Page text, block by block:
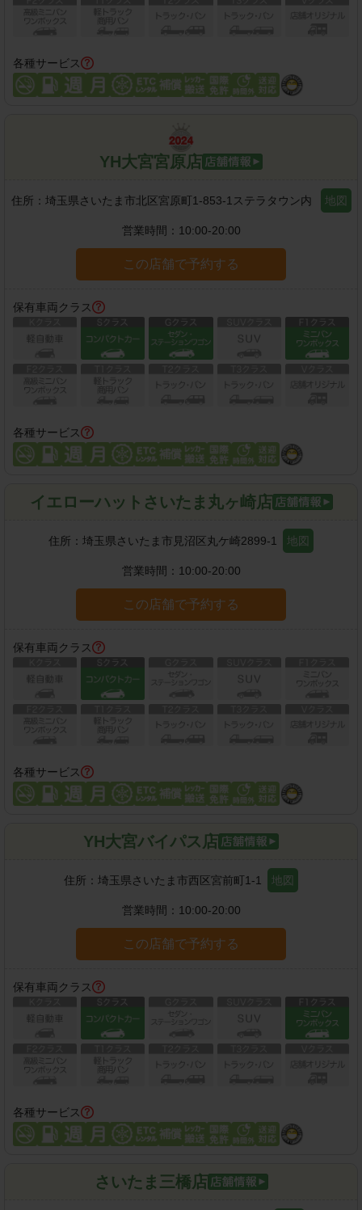
各種サービス
YH大宮宮原店
住所： 埼玉県さいたま市北区宮原町1-853-1ステラタウン内 地図
営業時間： 10:00-20:00
この店舗で予約する
保有車両クラス
各種サービス
イエローハットさいたま丸ヶ崎店
住所： 埼玉県さいたま市見沼区丸ケ崎2899-1 地図
営業時間： 10:00-20:00
この店舗で予約する
保有車両クラス
各種サービス
YH大宮バイパス店
住所： 埼玉県さいたま市西区宮前町1-1 地図
営業時間： 10:00-20:00
この店舗で予約する
保有車両クラス
各種サービス
さいたま三橋店